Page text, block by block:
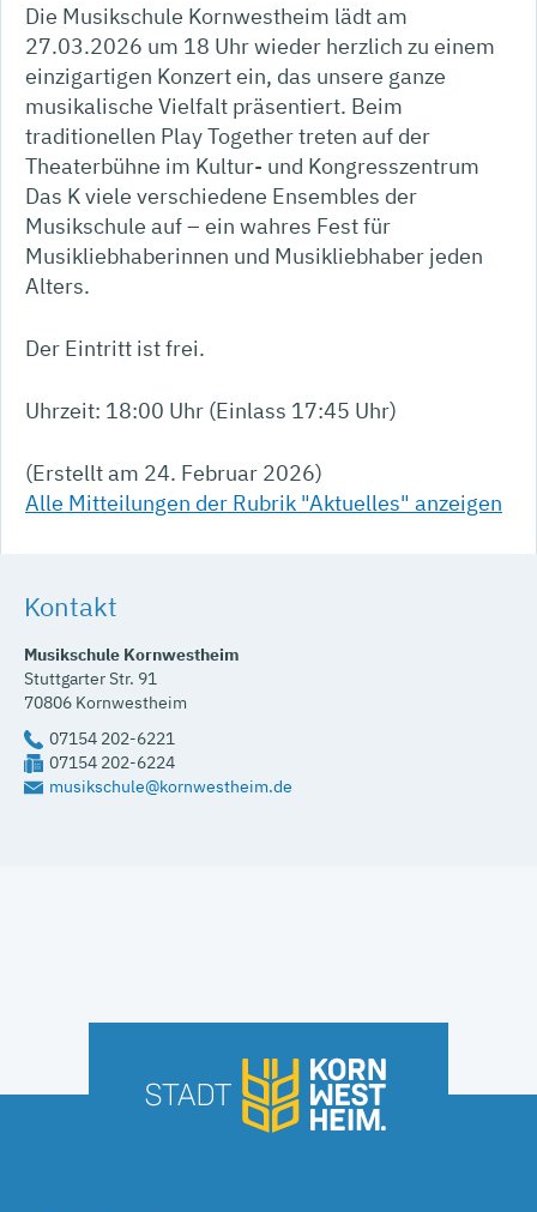
Die Musikschule Kornwestheim lädt am
27.03.2026 um 18 Uhr wieder herzlich zu einem
einzigartigen Konzert ein, das unsere ganze
musikalische Vielfalt präsentiert. Beim
traditionellen Play Together treten auf der
Theaterbühne im Kultur- und Kongresszentrum
Das K viele verschiedene Ensembles der
Musikschule auf – ein wahres Fest für
Musikliebhaberinnen und Musikliebhaber jeden
Alters.
Der Eintritt ist frei.
Uhrzeit: 18:00 Uhr (Einlass 17:45 Uhr)
(Erstellt am 24. Februar 2026)
Alle Mitteilungen der Rubrik "Aktuelles" anzeigen
Kontakt
Musikschule Kornwestheim
Stuttgarter Str. 91
70806 Kornwestheim
musikschule@kornwestheim.de
07154 202-6221
07154 202-6224